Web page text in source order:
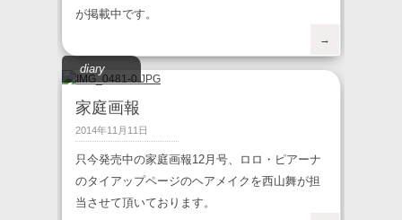
が掲載中です。
→
diary
家庭画報
2014年11月11日
只今発売中の家庭画報12月号、ロロ・ピアーナ
のタイアップページのヘアメイクを西山舞が担
当させて頂いております。